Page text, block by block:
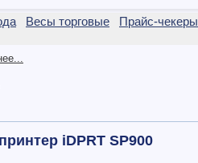
Весы торговые
Прайс-чекеры
iDPRT SP900